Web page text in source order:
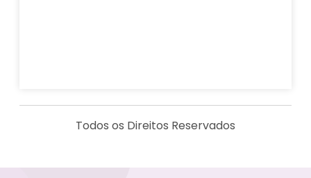
Todos os Direitos Reservados